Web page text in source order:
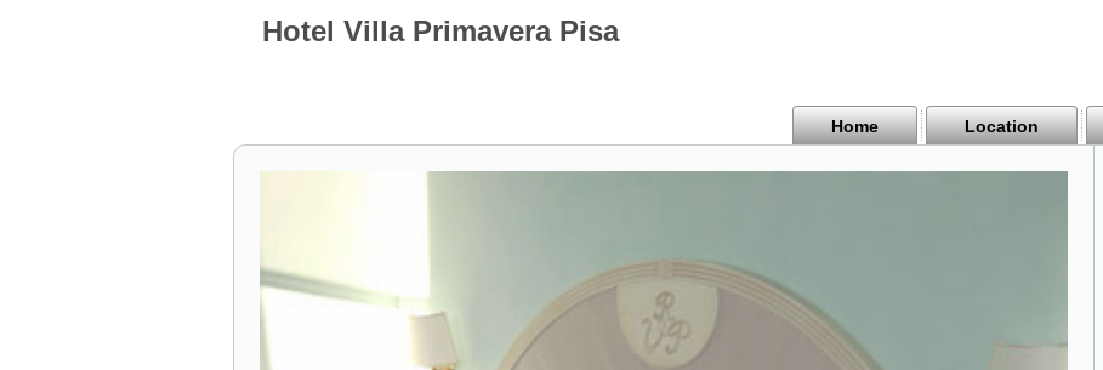
Hotel Villa Primavera Pisa
Home Location